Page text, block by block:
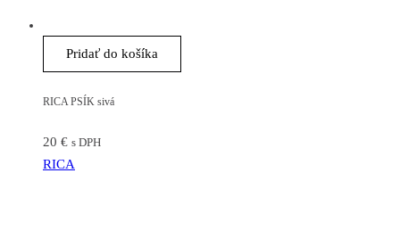
Pridať do košíka
RICA PSÍK sivá
20 € s DPH
RICA